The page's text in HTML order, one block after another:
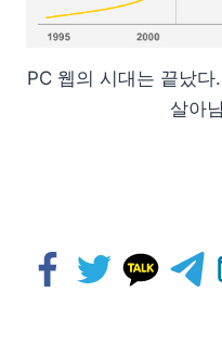
PC 웹의 시대는 끝났
살아